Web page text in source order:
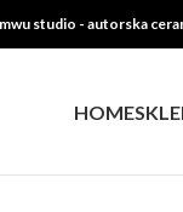
studio - autorska
HOME